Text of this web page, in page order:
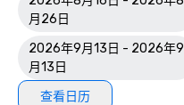
月26日
2026年9月13日 - 2026年9
月13日
查看日历